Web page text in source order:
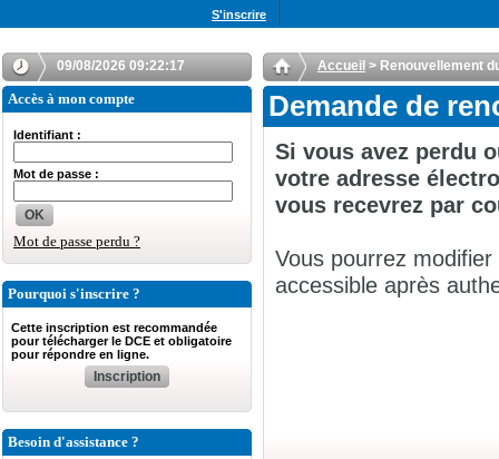
S'inscrire
09/08/2026 09:22:17
Accès à mon compte
Identifiant :
Mot de passe :
OK
Mot de passe perdu ?
Pourquoi s'inscrire ?
Cette inscription est recommandée
pour télécharger le DCE et obligatoire
pour répondre en ligne.
Inscription
Besoin d'assistance ?
Accueil > Renouvellement
Demande de
Si vous avez perdu
votre adresse
vous recevrez par
Vous pourrez
accessible après